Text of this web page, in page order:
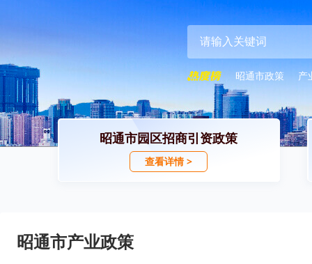
昭通市政策 产
昭通市园区招商引资政策
查看详情 >
昭通市产业政策